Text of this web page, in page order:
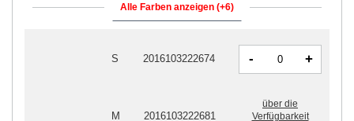
Alle Farben anzeigen (+6)
S 2016103222674 - +
M 2016103222681
über die
Verfügbarkeit